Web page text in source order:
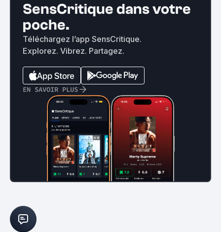
SensCritique dans votre
poche.
Téléchargez l’app SensCritique.
Explorez. Vibrez. Partagez.
EN SAVOIR PLUS